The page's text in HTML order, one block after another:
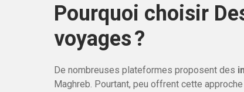
Pourquoi choisir
voyages ?
De nombreuses plateformes proposent des
Maghreb. Pourtant, peu offrent cette